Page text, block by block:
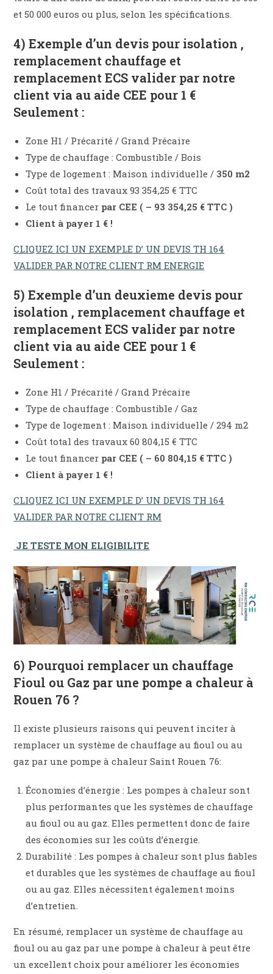
et 50 000 euros ou plus, selon les spécifications.
4) Exemple d’un devis pour isolation ,
remplacement chauffage et
remplacement ECS valider par notre
client via au aide CEE pour 1 €
Seulement :
Zone H1 / Précarité / Grand Précaire
Type de chauffage : Combustible / Bois
Type de logement : Maison individuelle / 350 m2
Coût total des travaux 93 354,25 € TTC
Le tout financer par CEE ( – 93 354,25 € TTC )
Client à payer 1 € !
CLIQUEZ ICI UN EXEMPLE D’ UN DEVIS TH 164
VALIDER PAR NOTRE CLIENT RM ENERGIE
5) Exemple d’un deuxieme devis pour
isolation , remplacement chauffage et
remplacement ECS valider par notre
client via au aide CEE pour 1 €
Seulement :
Zone H1 / Précarité / Grand Précaire
Type de chauffage : Combustible / Gaz
Type de logement : Maison individuelle / 294 m2
Coût total des travaux 60 804,15 € TTC
Le tout financer par CEE ( – 60 804,15 € TTC )
Client à payer 1 € !
CLIQUEZ ICI UN EXEMPLE D’ UN DEVIS TH 164
VALIDER PAR NOTRE CLIENT RM
JE TESTE MON ELIGIBILITE
6) Pourquoi remplacer un chauffage
Fioul ou Gaz par une pompe a chaleur à
Rouen 76 ?
Il existe plusieurs raisons qui peuvent inciter à
remplacer un système de chauffage au fioul ou au
gaz par une pompe à chaleur Saint Rouen 76:
Économies d’énergie : Les pompes à chaleur sont
plus performantes que les systèmes de chauffage
au fioul ou au gaz. Elles permettent donc de faire
des économies sur les coûts d’énergie.
Durabilité : Les pompes à chaleur sont plus fiables
et durables que les systèmes de chauffage au fioul
ou au gaz. Elles nécessitent également moins
d’entretien.
En résumé, remplacer un système de chauffage au
fioul ou au gaz par une pompe à chaleur à peut être
un excellent choix pour améliorer les économies